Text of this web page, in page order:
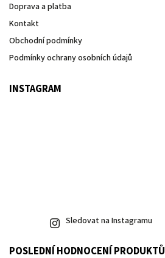
Doprava a platba
Kontakt
Obchodní podmínky
Podmínky ochrany osobních údajů
INSTAGRAM
Sledovat na Instagramu
POSLEDNÍ HODNOCENÍ PRODUKTŮ